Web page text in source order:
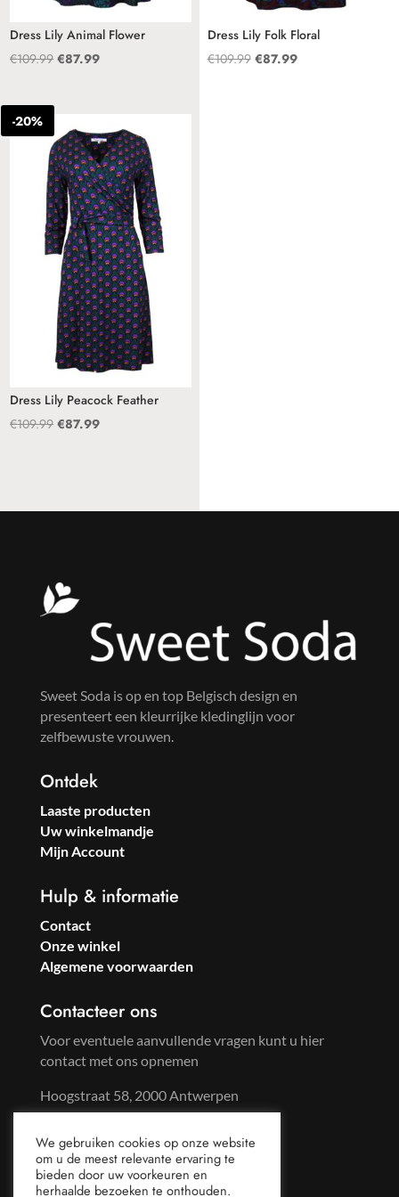
Dress Lily Animal Flower
€109.99 Oorspronkelijke
€109.99.
€87.99Huidige
€87.99.
Dress Lily Folk Floral
€109.99 Oorspronkelijke
€87.99Huidige
-20%
Dress Lily Peacock Feather
€109.99 Oorspronkelijke
€87.99Huidige
Sweet Soda is op en top Belgisch design en
presenteert een kleurrijke kledinglijn voor
zelfbewuste vrouwen.
Ontdek
Laaste producten
Uw winkelmandje
Mijn Account
Hulp & informatie
Contact
Onze winkel
Algemene voorwaarden
Contacteer ons
Voor eventuele aanvullende vragen kunt u hier
contact met ons opnemen
Hoogstraat 58, 2000 Antwerpen
Gsm: +32 486 96 65 44
mail@sweetsoda.be
We gebruiken cookies op onze website
om u de meest relevante ervaring te
bieden door uw voorkeuren en
herhaalde bezoeken te onthouden.